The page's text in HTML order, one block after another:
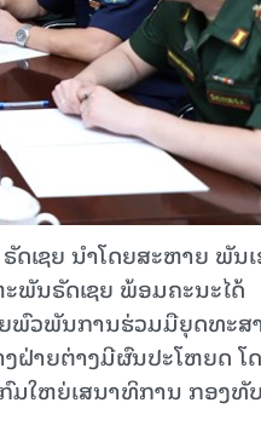
ເຊຍ ນໍາໂດຍສະຫາຍ ພັນ
ພັນຣັດເຊຍ ພ້ອມຄະນະໄດ້
ຍພົວພັນການຮ່ວມມືຍຸດທະສ
ຝ່າຍຕ່າງມີຜົນປະໂຫຍດ ໂ
ມໃຫຍ່ເສນາທິການ ກອງທັບ